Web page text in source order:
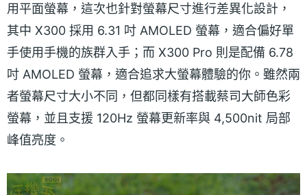
用平面螢幕，這次也針對螢幕尺寸進行差異化設計，
其中 X300 採用 6.31 吋 AMOLED 螢幕，適合偏好單
手使用手機的族群入手；而 X300 Pro 則是配備 6.78
吋 AMOLED 螢幕，適合追求大螢幕體驗的你。雖然兩
者螢幕尺寸大小不同，但都同樣有搭載蔡司大師色彩
螢幕，並且支援 120Hz 螢幕更新率與 4,500nit 局部
峰值亮度。